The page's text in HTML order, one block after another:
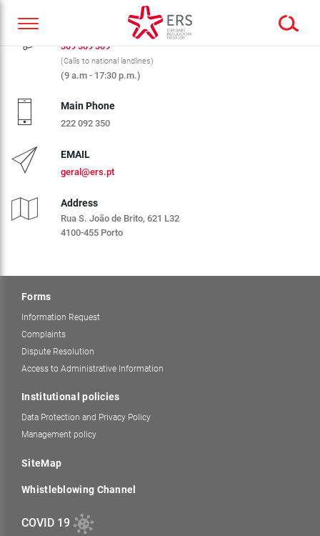
CALL CENTER ERS
309 309 309
(Calls to national landlines)
(9 a.m - 17:30 p.m.)
Main Phone
222 092 350
EMAIL
geral@ers.pt
Address
Rua S. João de Brito, 621 L32
4100-455 Porto
Forms
Information Request
Complaints
Dispute Resolution
Access to Administrative Information
Institutional policies
Data Protection and Privacy Policy
Management policy
SiteMap
Whistleblowing Channel
COVID 19